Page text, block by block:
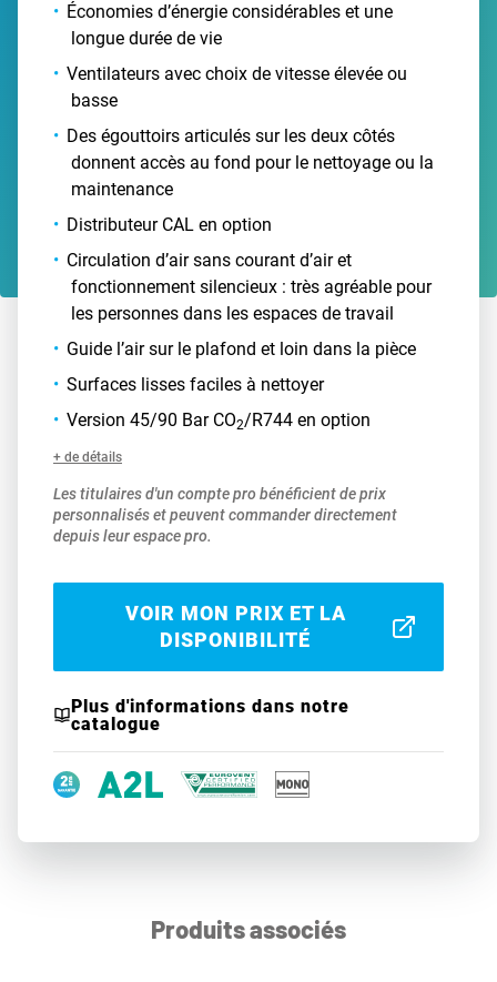
Économies d’énergie considérables et une
longue durée de vie
Ventilateurs avec choix de vitesse élevée ou
basse
Des égouttoirs articulés sur les deux côtés
donnent accès au fond pour le nettoyage ou la
maintenance
Distributeur CAL en option
Circulation d’air sans courant d’air et
fonctionnement silencieux : très agréable pour
les personnes dans les espaces de travail
Guide l’air sur le plafond et loin dans la pièce
Surfaces lisses faciles à nettoyer
Version 45/90 Bar CO2/R744 en option
+ de détails
Les titulaires d'un compte pro bénéficient de prix
personnalisés et peuvent commander directement
depuis leur espace pro.
VOIR MON PRIX ET LA
DISPONIBILITÉ
Plus d'informations dans notre
catalogue
Produits associés